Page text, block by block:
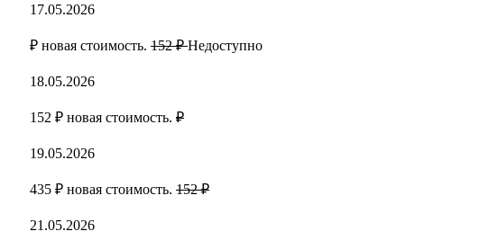
17.05.2026
₽ новая стоимость. 152 ₽Недоступно
18.05.2026
152 ₽ новая стоимость. ₽
19.05.2026
435 ₽ новая стоимость. 152 ₽
21.05.2026